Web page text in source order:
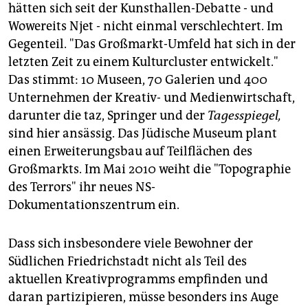
hätten sich seit der Kunsthallen-Debatte - und
Wowereits Njet - nicht einmal verschlechtert. Im
Gegenteil. "Das Großmarkt-Umfeld hat sich in der
letzten Zeit zu einem Kulturcluster entwickelt."
Das stimmt: 10 Museen, 70 Galerien und 400
Unternehmen der Kreativ- und Medienwirtschaft,
darunter dietaz, Springer und der Tagesspiegel,
sind hier ansässig. Das Jüdische Museum plant
einen Erweiterungsbau auf Teilflächen des
Großmarkts. Im Mai 2010 weiht die "Topographie
des Terrors" ihr neues NS-
Dokumentationszentrum ein.
Dass sich insbesondere viele Bewohner der
Südlichen Friedrichstadt nicht als Teil des
aktuellen Kreativprogramms empfinden und
daran partizipieren, müsse besonders ins Auge